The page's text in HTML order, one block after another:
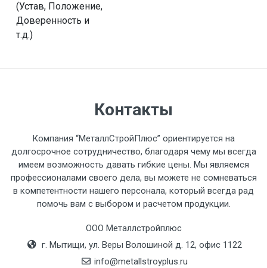
(Устав, Положение,
Доверенность и
т.д.)
Контакты
Компания “МеталлСтройПлюс” ориентируется на
долгосрочное сотрудничество, благодаря чему мы всегда
имеем возможность давать гибкие цены. Мы являемся
профессионалами своего дела, вы можете не сомневаться
в компетентности нашего персонала, который всегда рад
помочь вам с выбором и расчетом продукции.
ООО Металлстройплюс
г. Мытищи, ул. Веры Волошиной д. 12, офис 1122
info@metallstroyplus.ru